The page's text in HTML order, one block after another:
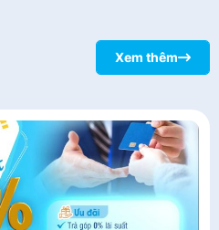
Xem thêm